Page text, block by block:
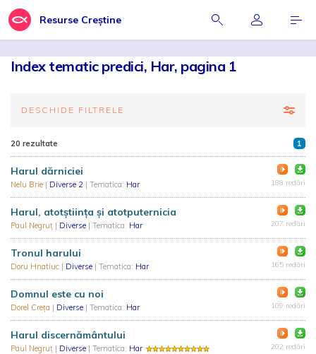
Resurse Creștine
Index tematic predici, Har, pagina 1
DESCHIDE FILTRELE
20 rezultate 1
Harul dărniciei
Nelu Brie | Diverse 2 | Tematica: Har 188 redări
Harul, atotştiința şi atotputernicia
Paul Negruț | Diverse | Tematica: Har 207 redări
Tronul harului
Doru Hnatiuc | Diverse | Tematica: Har 165 redări
Domnul este cu noi
Dorel Creța | Diverse | Tematica: Har 109 redări
Harul discernământului
Paul Negruț | Diverse | Tematica: Har 202 redări